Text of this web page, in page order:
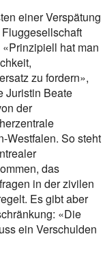
einer Verspätung
«Prinzipiell hat man
zu fordern»,
Juristin Beate
der
Westfalen. So steht
das
in der zivilen
Es gibt aber
«Die
ein Verschulden